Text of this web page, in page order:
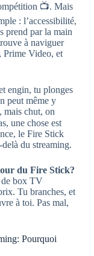
📺. Mais
: l’accessibilité,
prend par la main
à naviguer
Prime Video, et
engin, tu plonges
peut même y
mais chut, on
une chose est
le Fire Stick
du streaming.
du Fire Stick?
de box TV
Tu branches, et
à toi. Pas mal,
Pourquoi